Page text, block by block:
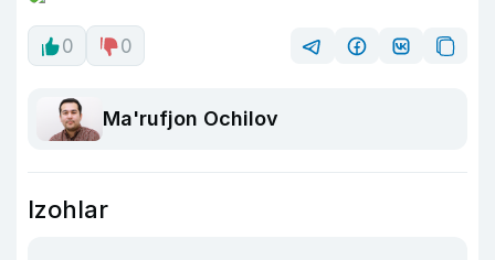
0 0
Ma'rufjon Ochilov
Izohlar